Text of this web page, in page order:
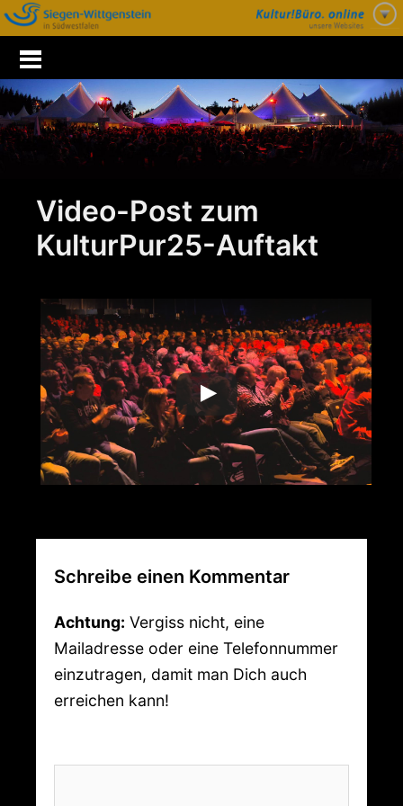
Zum
Inhalt
springen
Video-Post zum
KulturPur25-Auftakt
Schreibe einen Kommentar
Achtung: Vergiss nicht, eine
Mailadresse oder eine Telefonnummer
einzutragen, damit man Dich auch
erreichen kann!